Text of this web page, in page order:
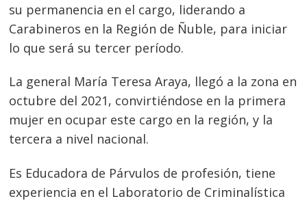
su permanencia en el cargo, liderando a
Carabineros en la Región de Ñuble, para iniciar
lo que será su tercer período.
La general María Teresa Araya, llegó a la zona en
octubre del 2021, convirtiéndose en la primera
mujer en ocupar este cargo en la región, y la
tercera a nivel nacional.
Es Educadora de Párvulos de profesión, tiene
experiencia en el Laboratorio de Criminalística